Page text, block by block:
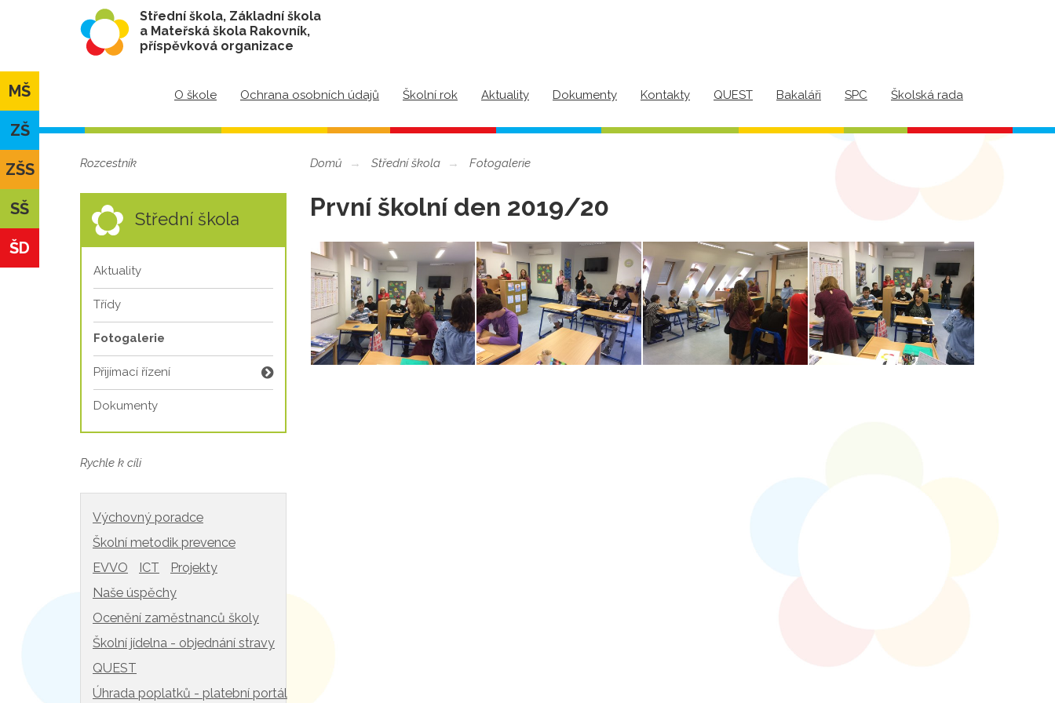
Střední škola, Základní škola
a Mateřská škola Rakovník,
příspěvková organizace
O škole Ochrana osobních údajů Školní rok Aktuality Dokumenty Kontakty QUEST Bakaláři SPC Školská rada
MŠ
ZŠ
ZŠS
SŠ
ŠD
Rozcestník
Střední škola
Aktuality
Třídy
Fotogalerie
Přijímací řízení
Dokumenty
Rychle k cíli
Výchovný poradce
Školní metodik prevence
EVVO
ICT
Projekty
Naše úspěchy
Ocenění zaměstnanců školy
Školní jídelna - objednání stravy
QUEST
Úhrada poplatků - platební portál
Domů Střední škola Fotogalerie
První školní den 2019/20